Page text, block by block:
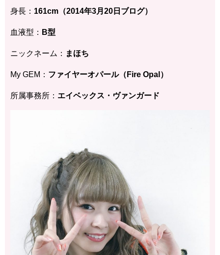
身長： 161cm（2014年3月20日ブログ）
血液型： B型
ニックネーム： まほち
My GEM： ファイヤーオパール（Fire Opal）
所属事務所： エイベックス・ヴァンガード